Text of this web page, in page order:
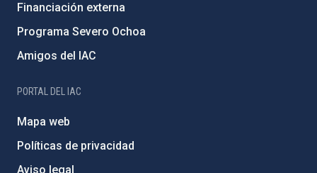
Financiación externa
Programa Severo Ochoa
Amigos del IAC
PORTAL DEL IAC
Mapa web
Políticas de privacidad
Aviso legal